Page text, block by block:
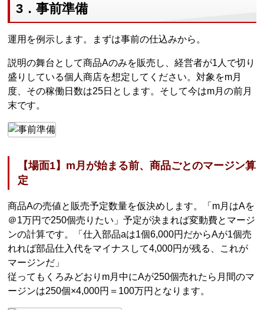
3．事前準備
運用を例示します。まずは事前の仕込みから。
説明の舞台として商品Aのみを販売し、経営者が1人で切り
盛りしている個人商店を想定してください。対象をm月
度、その稼働日数は25日とします。そして今はm月の前月
末です。
【場面1】m月が始まる前、商品ごとのマージン算
定
商品Aの売値と販売予定数量を仮決めします。「m月はAを
＠1万円で250個売りたい」予定が決まれば変動費とマージ
ンの計算です。「仕入部品aは1個6,000円だからAが1個売
れれば部品仕入代をマイナスして4,000円が残る、これが
マージンだ」
従ってもくろみどおりm月中にAが250個売れたら月間のマ
ージンは250個×4,000円＝100万円となります。